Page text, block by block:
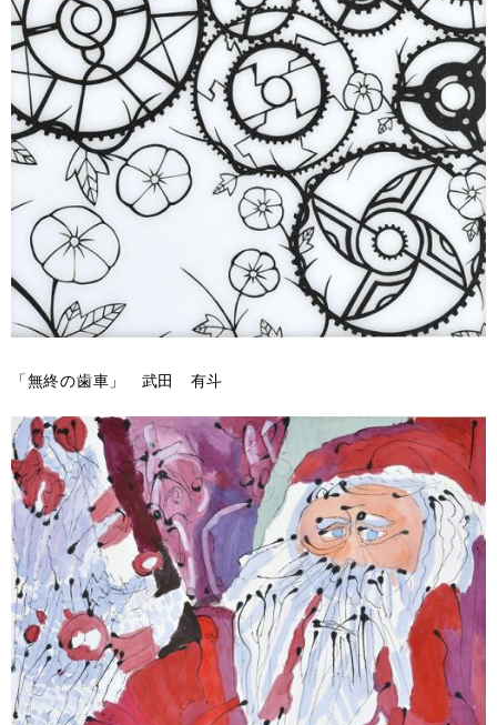
「無終の歯車」 武田 有斗